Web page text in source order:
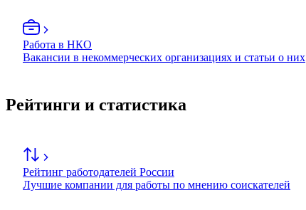
Работа в НКО
Вакансии в некоммерческих организациях и статьи о них
Рейтинги и статистика
Рейтинг работодателей России
Лучшие компании для работы по мнению соискателей